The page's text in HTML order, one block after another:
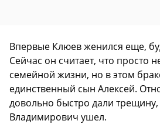
Впервые Клюев женился еще,
Сейчас он считает, что просто
семейной жизни, но в этом
единственный сын Алексей.
довольно быстро дали
Владимирович ушел.